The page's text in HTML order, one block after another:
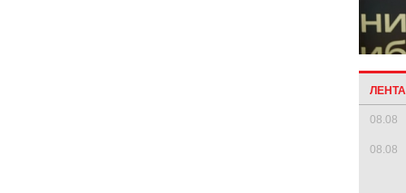
08.08
08.08